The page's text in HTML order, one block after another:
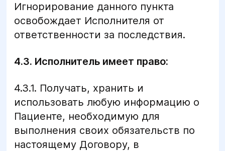
Игнорирование данного пункта
освобождает Исполнителя от
ответственности за последствия.
4.3. Исполнитель имеет право:
4.3.1. Получать, хранить и
использовать любую информацию о
Пациенте, необходимую для
выполнения своих обязательств по
настоящему Договору, в